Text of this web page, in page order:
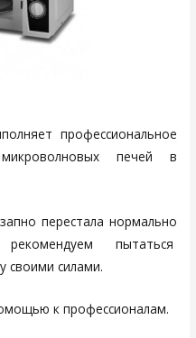
профессиональное
печей в
перестала нормально
пытаться
своими силами.
к профессионалам.